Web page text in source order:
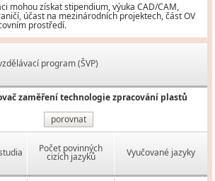
mohou získat stipendium, výuka CAD/CAM,
účast na mezinárodních projektech, část OV
prostředí.
program (ŠVP)
zaměření technologie zpracování plastů
porovnat
Počet povinných
cizích jazyků Vyučované jazyky